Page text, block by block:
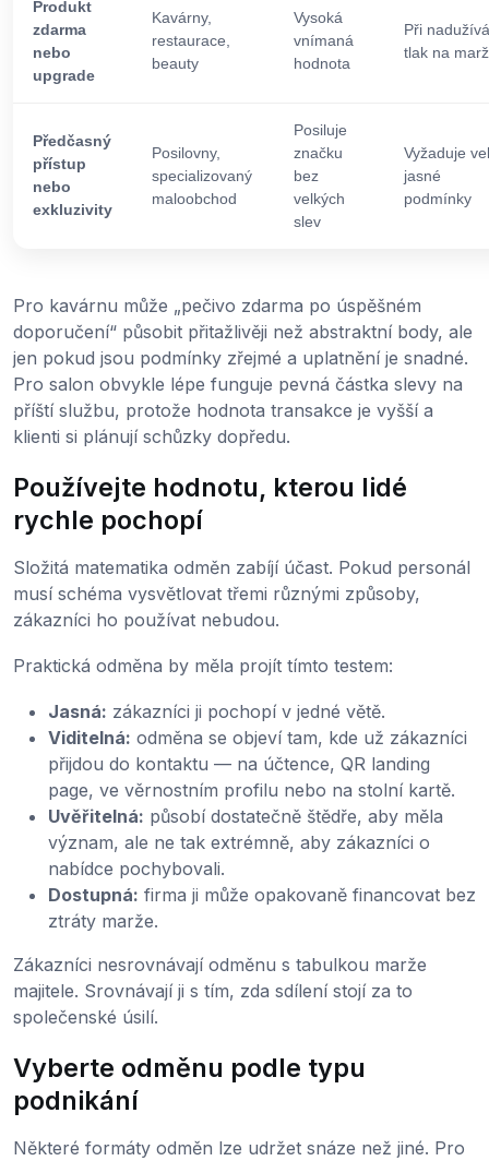
Produkt
zdarma
nebo
upgrade
Kavárny,
restaurace,
beauty
Vysoká
vnímaná
hodnota
Při
tlak na
Předčasný
přístup
nebo
exkluzivity
Posilovny,
specializovaný
maloobchod
Posiluje
značku
bez
velkých
slev
Vyžaduje
jasné
podmínky
Pro kavárnu může „pečivo zdarma po úspěšném
doporučení“ působit přitažlivěji než abstraktní body, ale
jen pokud jsou podmínky zřejmé a uplatnění je snadné.
Pro salon obvykle lépe funguje pevná částka slevy na
příští službu, protože hodnota transakce je vyšší a
klienti si plánují schůzky dopředu.
Používejte hodnotu, kterou lidé
rychle pochopí
Složitá matematika odměn zabíjí účast. Pokud personál
musí schéma vysvětlovat třemi různými způsoby,
zákazníci ho používat nebudou.
Praktická odměna by měla projít tímto testem:
Jasná: zákazníci ji pochopí v jedné větě.
Viditelná: odměna se objeví tam, kde už zákazníci
přijdou do kontaktu — na účtence, QR landing
page, ve věrnostním profilu nebo na stolní kartě.
Uvěřitelná: působí dostatečně štědře, aby měla
význam, ale ne tak extrémně, aby zákazníci o
nabídce pochybovali.
Dostupná: firma ji může opakovaně financovat bez
ztráty marže.
Zákazníci nesrovnávají odměnu s tabulkou marže
majitele. Srovnávají ji s tím, zda sdílení stojí za to
společenské úsilí.
Vyberte odměnu podle typu
podnikání
Některé formáty odměn lze udržet snáze než jiné. Pro